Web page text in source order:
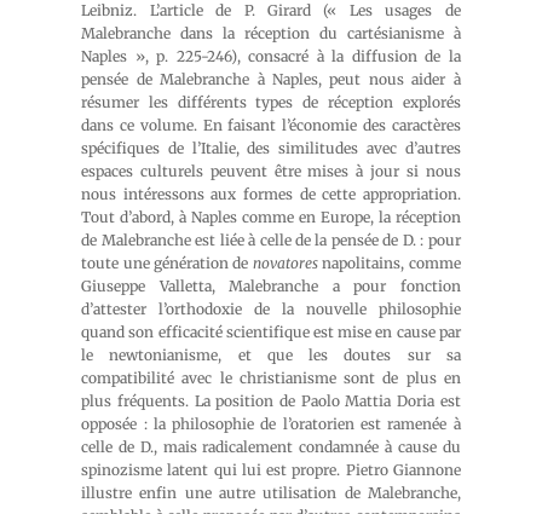
Leibniz. L’article de P. Girard (« Les usages de
Malebranche dans la réception du cartésianisme à
Naples », p. 225-246), consacré à la diffusion de la
pensée de Malebranche à Naples, peut nous aider à
résumer les différents types de réception explorés
dans ce volume. En faisant l’économie des caractères
spécifiques de l’Italie, des similitudes avec d’autres
espaces culturels peuvent être mises à jour si nous
nous intéressons aux formes de cette appropriation.
Tout d’abord, à Naples comme en Europe, la réception
de Malebranche est liée à celle de la pensée de D. : pour
toute une génération de novatoresnapolitains, comme
Giuseppe Valletta, Malebranche a pour fonction
d’attester l’orthodoxie de la nouvelle philosophie
quand son efficacité scientifique est mise en cause par
le newtonianisme, et que les doutes sur sa
compatibilité avec le christianisme sont de plus en
plus fréquents. La position de Paolo Mattia Doria est
opposée : la philosophie de l’oratorien est ramenée à
celle de D., mais radicalement condamnée à cause du
spinozisme latent qui lui est propre. Pietro Giannone
illustre enfin une autre utilisation de Malebranche,